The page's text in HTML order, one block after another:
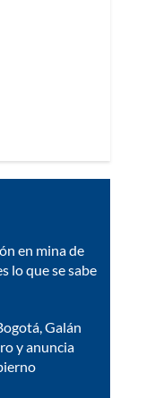
en mina de
lo que se sabe
Galán
y anuncia